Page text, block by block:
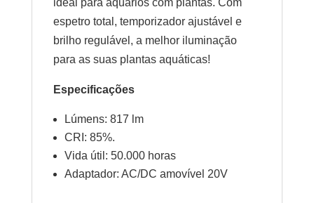
espetro total, temporizador ajustável e
brilho regulável, a melhor iluminação
para as suas plantas aquáticas!
Especificações
Lúmens: 817 lm
CRI: 85%.
Vida útil: 50.000 horas
Adaptador: AC/DC amovível 20V